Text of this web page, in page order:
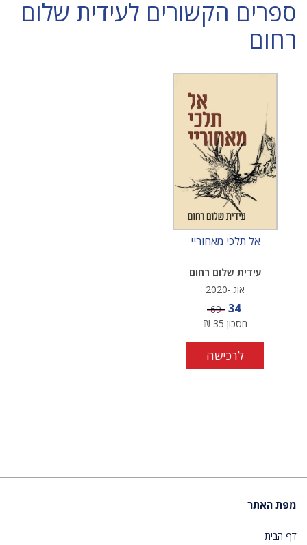
ספרים הקשורים לעידית שלום
רחום
אל תלכי מאחוריי
עידית שלום רחום
אוג'-2020
מחיר מבצע
34 מחיר
69
חסכון 35
₪
לרכישה
מפת האתר
דף הבית